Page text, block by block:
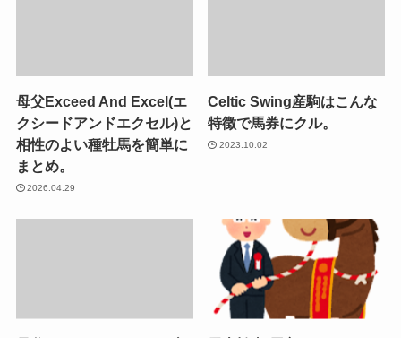
母父Exceed And Excel(エ
クシードアンドエクセル)と
相性のよい種牡馬を簡単に
まとめ。
2026.04.29
Celtic Swing産駒はこんな
特徴で馬券にクル。
2023.10.02